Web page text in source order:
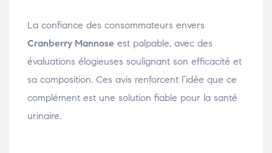
La confiance des consommateurs envers
Cranberry Mannose est palpable, avec des
évaluations élogieuses soulignant son efficacité et
sa composition. Ces avis renforcent l’idée que ce
complément est une solution fiable pour la santé
urinaire.